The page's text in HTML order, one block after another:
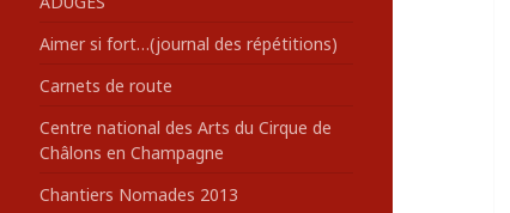
:Aimer si fort…(journal des répétitions)
Carnets de route
Centre national des Arts du Cirque de
Châlons en Champagne
Chantiers Nomades 2013